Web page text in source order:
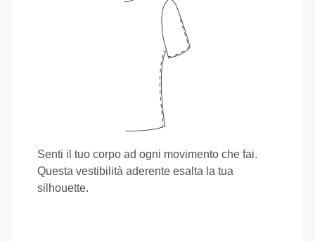
Senti il tuo corpo ad ogni movimento che fai.
Questa vestibilità aderente esalta la tua
silhouette.